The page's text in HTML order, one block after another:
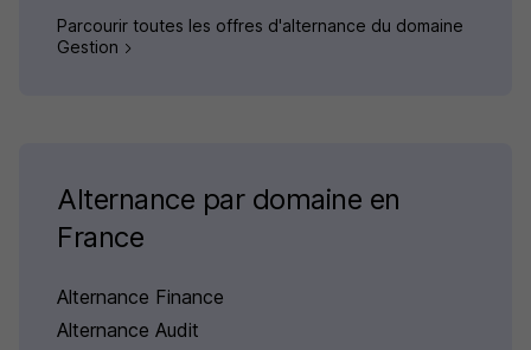
Parcourir toutes les offres d'alternance du domaine
Gestion
Alternance par domaine en
France
Alternance Finance
Alternance Audit